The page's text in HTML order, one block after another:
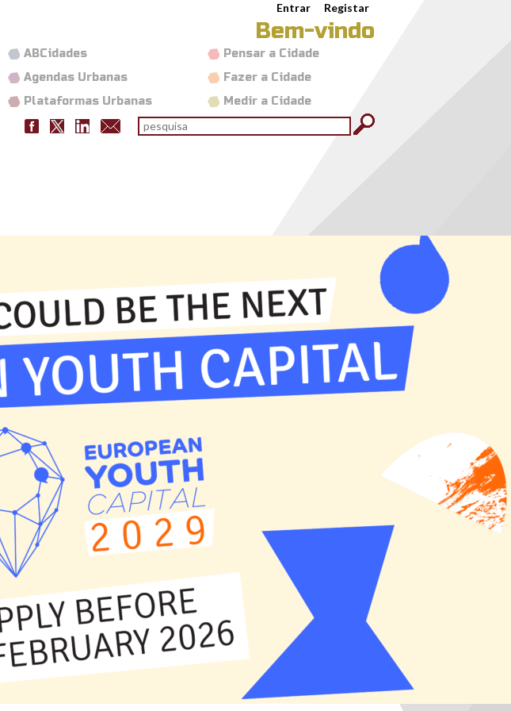
Entrar Registar
Bem-vindo
Pensar a Cidade
Fazer a Cidade
Medir a Cidade
ABCidades
Agendas Urbanas
Plataformas Urbanas
Formulário de pesquisa
pesquisar